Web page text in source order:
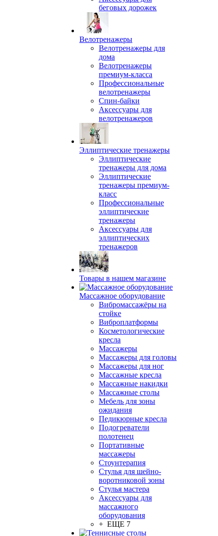
беговых дорожек
Велотренажеры
Велотренажеры для
дома
Велотренажеры
премиум-класса
Профессиональные
велотренажеры
Спин-байки
Аксессуары для
велотренажеров
Эллиптические тренажеры
Эллиптические
тренажеры для дома
Эллиптические
тренажеры премиум-
класс
Профессиональные
эллиптические
тренажеры
Аксессуары для
эллиптических
тренажеров
Товары в нашем магазине
Массажное оборудование
Вибромассажёры на
стойке
Виброплатформы
Косметологические
кресла
Массажеры
Массажеры для головы
Массажеры для ног
Массажные кресла
Массажные накидки
Массажные столы
Мебель для зоны
ожидания
Педикюрные кресла
Подогреватели
полотенец
Портативные
массажеры
Стоунтерапия
Стулья для шейно-
воротниковой зоны
Стулья мастера
Аксессуары для
массажного
оборудования
+ ЕЩЕ 7